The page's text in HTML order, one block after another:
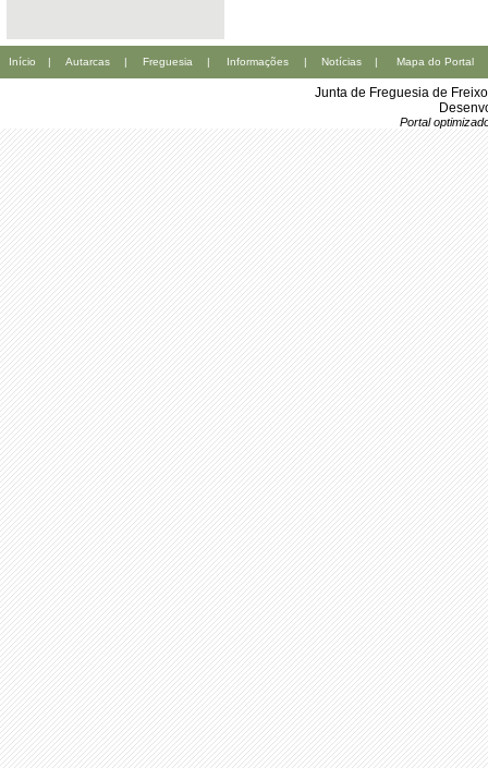
Início | Autarcas | Freguesia | Informações | Notícias | Mapa do Portal
Junta de Freguesia de
Portal